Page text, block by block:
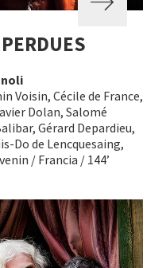
Voisin, Cécile de France,
Dolan, Salomé
Gérard Depardieu,
Do de Lencquesaing,
/ Francia / 144’